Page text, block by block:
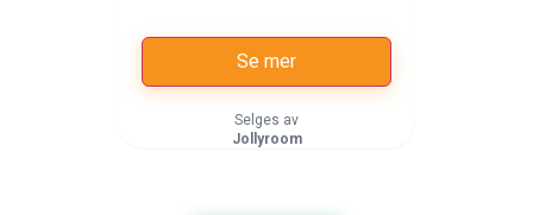
Se mer
Selges av
Jollyroom